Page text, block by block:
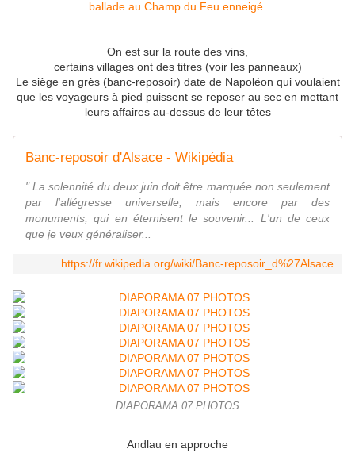
On est sur la route des vins,
certains villages ont des titres (voir les panneaux)
Le siège en grès (banc-reposoir) date de Napoléon qui voulaient
que les voyageurs à pied puissent se reposer au sec en mettant
leurs affaires au-dessus de leur têtes
Banc-reposoir d'Alsace - Wikipédia
" La solennité du deux juin doit être marquée non seulement
par l'allégresse universelle, mais encore par des
monuments, qui en éternisent le souvenir... L'un de ceux
que je veux généraliser...
https://fr.wikipedia.org/wiki/Banc-reposoir_d%27Alsace
DIAPORAMA 07 PHOTOS
Andlau en approche